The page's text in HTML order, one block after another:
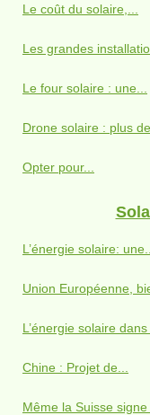
Le coût du solaire,...
Les grandes
Le four solaire : une...
Drone solaire : plus de
Opter pour...
L’énergie solaire: une...
Union Européenne,
L’énergie solaire dans
Chine : Projet de...
Même la Suisse signe